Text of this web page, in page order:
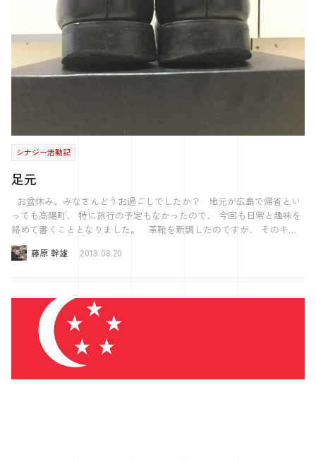
った時です。 友人とのご飯（+お酒）を目的に、街へ出るついでに 学
生の時によく行っていた図書館にも寄ることにしました。 記憶にある
図書館よりも、きれいになっていました。 ですが何よりもびっくりし
たのは、 すっかり図書館の使い方を忘れていたことです。 学生時代に
は、図書館司書の資格を取るために いろいろな授業を受けていまし
た。 その授業のひとつが「レファレンスサービス」です。 なかなか聞
提供すること の大きく2種類に分かれます。 授業では、学生ひとりずつ
に課題（例：シナジー効果とは？）が 割り振られ図書館の書籍を使っ
て「レファレンスサービス」を 実際に行っていました。 図書館に入っ
て10分ほどでお腹が痛くなる私には、 なかなかハードな授業でした･･･
それに目をつむれば、一番楽しい授業でした。 図書館にある書籍を駆
使して、情報を探すのは ザ・司書！という感じがして好きでした。 そ
れにもかかわらず、10年もたたないうちに 当時のスキルやコツはすっ
かり忘れてしまいました。 本当にショックで、20分ほど粘ってみまし
た。 結果、ショボい情報しか集めることができませんでした。 難しい
事柄を調べようとしたわけではなく、 連休中に読みあさった小説に出
とです。 「短期間でついた脂肪は、普段の生活をすれば落ちる」 のと
似たようなものですね。 「好きこそものの上手なれ」ということわざ
がありますが、 ただ好きなだけではダメで、 「好き」という熱量が行
動に結びついた時に、 上達や成果につながるのだと実感しました。 こ
の気づきを活かして、東広島の図書館でリベンジします！
シナジー活動記
足元
っても高陽町、 特に旅行の予定もなかったので、 今回も日常と趣味を
絡めて書くこととなりました。 革靴を新調したのですが、 そのキッ
カケとなった靴がコチラ。 これは5年目を迎えた革靴。 カカトが擦り
切ってしまい、 そろそろ履かない方が良いなと。。 こうなる前に対
の革靴は少し背伸びをしてしまった感もありますが、 大切に履こうと
思います。 さて、革靴といえばこんな通説がありますね。 「靴（足
元）を見れば人がわかる。」 理由は諸説ありますが、 僕のちょっと
した日々の楽しみはこの通説から来ています。 これは、玄関の靴磨き
セットです。 気になった時にいつでも靴を磨けるよう、 あえて見える
ように収めています。 とはいえ、シュークリームを使用して靴を磨く
藤原 幹雄 2019.08.20